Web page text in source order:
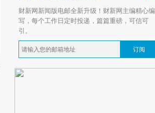
财新网新闻版电邮全新升级！财新网主编精心编
写，每个工作日定时投递，篇篇重磅，可信可
引。
订阅